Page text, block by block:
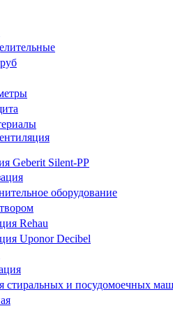
Geberit Silent-PP
оборудование
Rehau
Uponor Decibel
стиральных и посудомоечных